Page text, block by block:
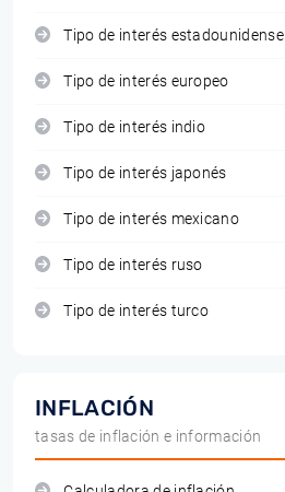
Tipo de interés estadounidense
Tipo de interés europeo
Tipo de interés indio
Tipo de interés japonés
Tipo de interés mexicano
Tipo de interés ruso
Tipo de interés turco
INFLACIÓN
tasas de inflación e información